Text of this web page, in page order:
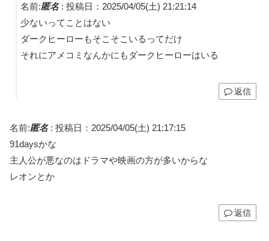
名前:匿名: 投稿日：2025/04/05(土) 21:21:14
少ないってことはない
ダークヒーローもそこそこいるってだけ
それにアメコミなんかにもダークヒーローはいる
返信
名前:匿名: 投稿日：2025/04/05(土) 21:17:15
91daysかな
主人公が悪なのはドラマや映画の方が多いからな
レオンとか
返信